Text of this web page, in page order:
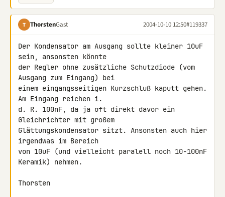
T ThorstenGast 2004-10-10 12:50#119337
Der Kondensator am Ausgang sollte kleiner 10uF
sein, ansonsten könnte
der Regler ohne zusätzliche Schutzdiode (vom
Ausgang zum Eingang) bei
einem eingangsseitigen Kurzschluß kaputt gehen.
Am Eingang reichen i.
d. R. 100nF, da ja oft direkt davor ein
Gleichrichter mit großem
Glättungskondensator sitzt. Ansonsten auch hier
irgendwas im Bereich
von 10uF (und vielleicht paralell noch 10-100nF
Keramik) nehmen.
Thorsten